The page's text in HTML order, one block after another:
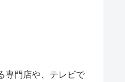
専門店や、テレビで